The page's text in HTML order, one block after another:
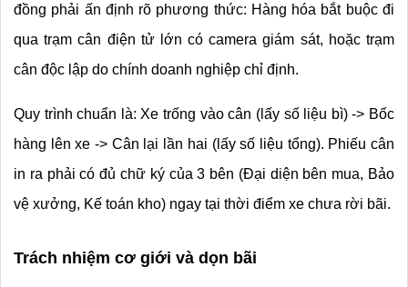
đồng phải ấn định rõ phương thức: Hàng hóa bắt buộc đi
qua trạm cân điện tử lớn có camera giám sát, hoặc trạm
cân độc lập do chính doanh nghiệp chỉ định.
Quy trình chuẩn là: Xe trống vào cân (lấy số liệu bì) -> Bốc
hàng lên xe -> Cân lại lần hai (lấy số liệu tổng). Phiếu cân
in ra phải có đủ chữ ký của 3 bên (Đại diện bên mua, Bảo
vệ xưởng, Kế toán kho) ngay tại thời điểm xe chưa rời bãi.
Trách nhiệm cơ giới và dọn bãi